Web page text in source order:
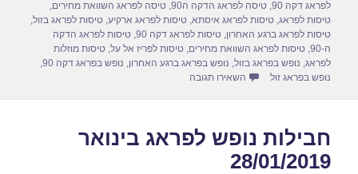
k
לפראג דקה 90
,טיסה לפראג הדקה ה90 ,טיסה לפראג השוואת מחירים,
טיסות לפראג,טיסות לפראג איסתא,טיסות לפראג ארקיע,טיסות לפראג בזול,
טיסות לפראג ברגע האחרון,טיסות לפראג דקה 90 ,טיסות לפראג הדקה
ה-90
,טיסות לפראג השוואת מחירים,טיסות לפריז אל על,טיסות מוזלות
לפראג, נופש בפראג בזול, נופש בפראג ברגע האחרון, נופש בפראג דקה 90
,
נופש בפראג זול
השאירו תגובה
חבילות נופש לפראג בינואר
28/01/2019